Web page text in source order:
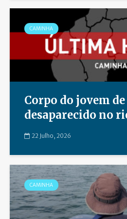
CAMINHA
Corpo do jovem de
desaparecido no
22 Julho, 2026
CAMINHA